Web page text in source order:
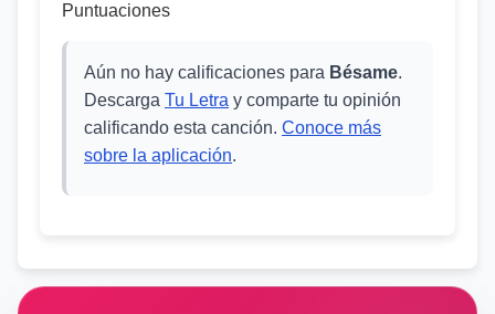
Puntuaciones
Aún no hay calificaciones para Bésame.
Descarga Tu Letra y comparte tu opinión
calificando esta canción. Conoce más
sobre la aplicación.